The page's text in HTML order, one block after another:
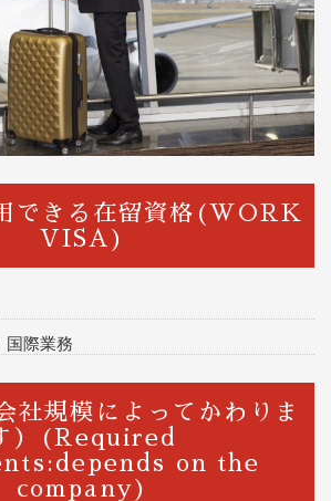
できる在留資格(WORK
VISA)
国際業務
社規模によってかわりま
）(Required
on the
company)